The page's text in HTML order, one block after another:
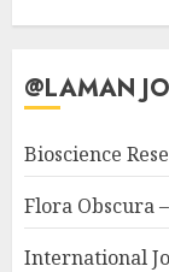
@LAMAN
Bioscience
Flora Obscura
International